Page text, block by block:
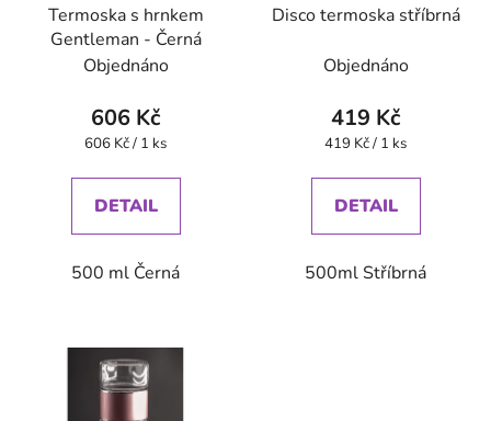
Termoska s hrnkem
Gentleman - Černá
Objednáno
606 Kč
Měrná
606 Kč / 1 ks
DETAIL
500 ml Černá
Disco termoska stříbrná
Objednáno
419 Kč
Měrná
419 Kč / 1 ks
DETAIL
500ml Stříbrná